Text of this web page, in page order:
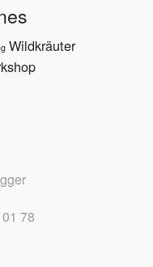
Wildkräuter
78